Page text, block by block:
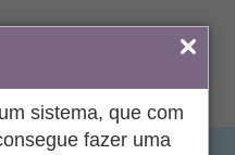
sistema, que com
fazer uma
AGENTE